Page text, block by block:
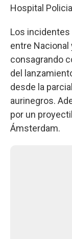
Hospital
Los
entre Nacional
consagrando
del
desde la
aurinegros.
por un
Ámsterdam.